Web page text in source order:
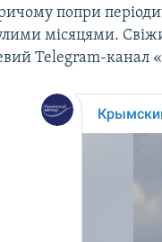
попри
місяцями.
Telegram-канал